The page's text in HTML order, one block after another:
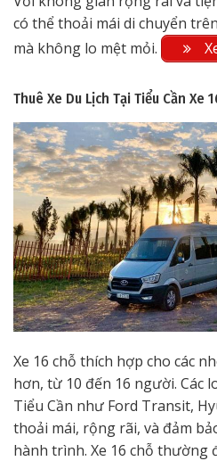
có thể thoải mái di chuyển
mà không lo mệt mỏi.
Thuê Xe Du Lịch Tại Tiểu Cần Xe
Xe 16 chỗ thích hợp cho các
hơn, từ 10 đến 16 người. Các
Tiểu Cần như Ford Transit,
thoải mái, rộng rãi, và đảm
hành trình. Xe 16 chỗ thường